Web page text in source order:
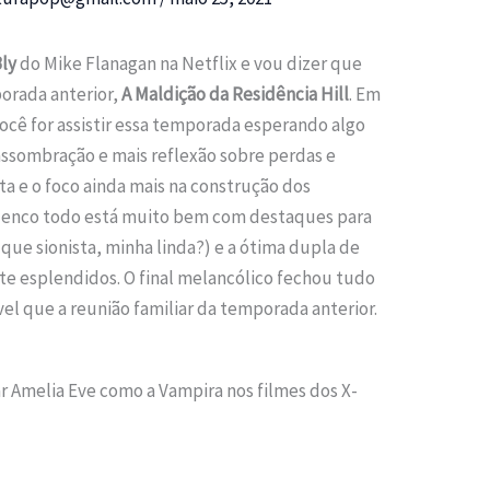
do Mike Flanagan na Netflix e vou dizer que
anterior,A Maldição da Residência Hill. Em
for assistir essa temporada esperando algo
e mais reflexão sobre perdas e
e o foco ainda mais na construção dos
todo está muito bem com destaques para
sionista, minha linda?) e a ótima dupla de
esplendidos. O final melancólico fechou tudo
que a reunião familiar da temporada anterior.
Amelia Eve como a Vampira nos filmes dos X-